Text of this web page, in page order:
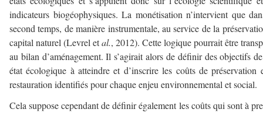
indicateurs biogéophysiques. La monétisation n’intervient que
second temps, de manière instrumentale, au service de la
capital naturel (Levrel etal., 2012). Cette logique pourrait être
au bilan d’aménagement. Il s’agirait alors de définir des objectifs
état écologique à atteindre et d’inscrire les coûts de préservation
restauration identifiés pour chaque enjeu environnemental et social.
Cela suppose cependant de définir également les coûts qui sont à